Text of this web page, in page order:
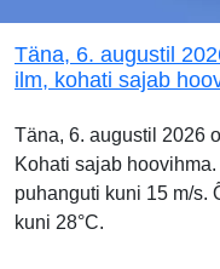
Täna, 6. augustil
ilm, kohati sajab
Täna, 6. augustil 2026
Kohati sajab
puhanguti kuni 15 m/s.
kuni 28°C.